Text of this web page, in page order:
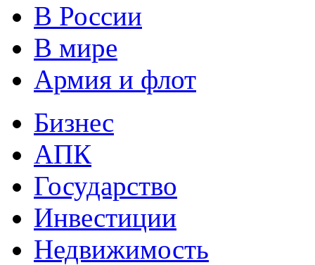
В России
В мире
Армия и флот
Бизнес
АПК
Государство
Инвестиции
Недвижимость